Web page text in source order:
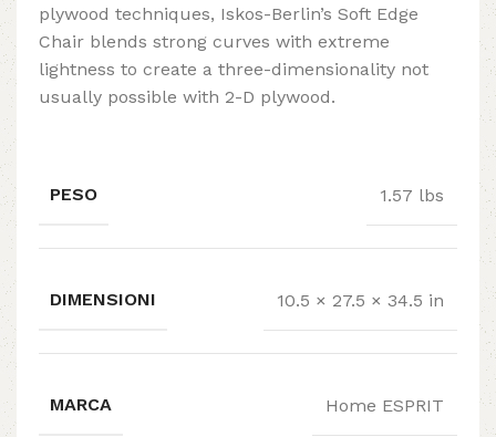
plywood techniques, Iskos-Berlin’s Soft Edge
Chair blends strong curves with extreme
lightness to create a three-dimensionality not
usually possible with 2-D plywood.
PESO 1.57 lbs
DIMENSIONI 10.5 × 27.5 × 34.5 in
MARCA Home ESPRIT